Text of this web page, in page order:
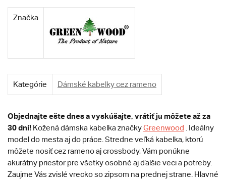
Značka
Kategórie Dámské kabelky cez rameno
Objednajte ešte dnesa vyskúšajte, vrátiť ju môžete až za
30 dní! Kožená dámska kabelka značkyGreenwood . Ideálny
model do mesta aj do práce. Stredne veľká kabelka, ktorú
môžete nosiť cez rameno aj crossbody, Vám ponúkne
akurátny priestor pre všetky osobné aj ďalšie veci a potreby.
Zaujme Vás zvislé vrecko so zipsom na prednej strane. Hlavné